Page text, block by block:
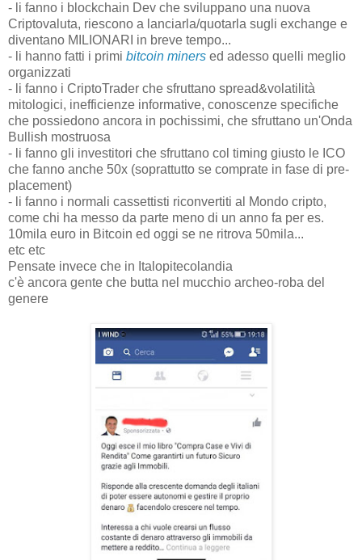
- li fanno i blockchain Dev che sviluppano una nuova
Criptovaluta, riescono a lanciarla/quotarla sugli exchange e
diventano MILIONARI in breve tempo...
- li hanno fatti i primi bitcoin miners ed adesso quelli meglio
organizzati
- li fanno i CriptoTrader che sfruttano spread&volatilità
mitologici, inefficienze informative, conoscenze specifiche
che possiedono ancora in pochissimi, che sfruttano un'Onda
Bullish mostruosa
- li fanno gli investitori che sfruttano col timing giusto le ICO
che fanno anche 50x (soprattutto se comprate in fase di pre-
placement)
- li fanno i normali cassettisti riconvertiti al Mondo cripto,
come chi ha messo da parte meno di un anno fa per es.
10mila euro in Bitcoin ed oggi se ne ritrova 50mila...
etc etc
Pensate invece che in Italopitecolandia
c'è ancora gente che butta nel mucchio archeo-roba del
genere